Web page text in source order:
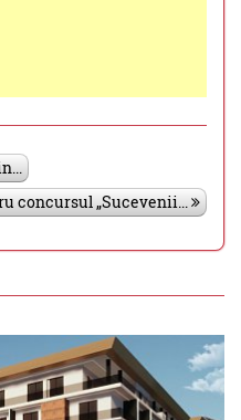
concursul „Sucevenii...